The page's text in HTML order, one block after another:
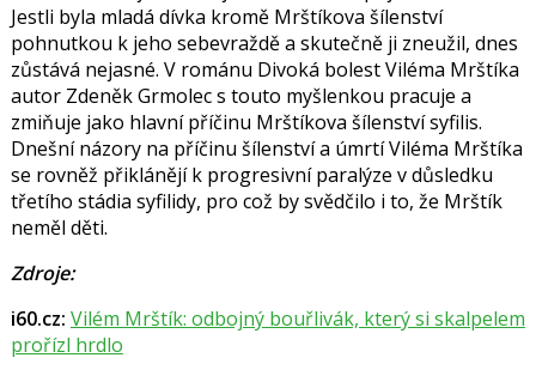
Jestli byla mladá dívka kromě Mrštíkova šílenství
pohnutkou k jeho sebevraždě a skutečně ji zneužil, dnes
zůstává nejasné. V románu Divoká bolest Viléma Mrštíka
autor Zdeněk Grmolecs touto myšlenkou pracuje a
zmiňuje jako hlavní příčinu Mrštíkova šílenství syfilis.
Dnešní názory na příčinu šílenství a úmrtí Viléma Mrštíka
se rovněž přiklánějí k progresivní paralýze v důsledku
třetího stádia syfilidy, pro což by svědčilo i to, že Mrštík
neměl děti.
Zdroje:
i60.cz: Vilém Mrštík: odbojný bouřlivák, který si skalpelem
prořízl hrdlo